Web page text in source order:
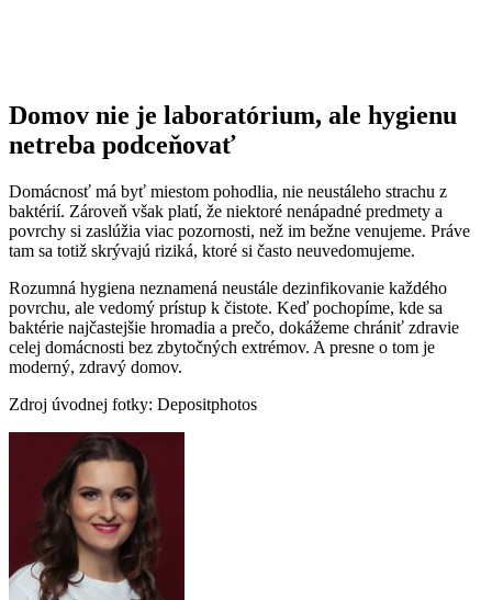
Domov nie je laboratórium, ale hygienu
netreba podceňovať
Domácnosť má byť miestom pohodlia, nie neustáleho strachu z
baktérií. Zároveň však platí, že niektoré nenápadné predmety a
povrchy si zaslúžia viac pozornosti, než im bežne venujeme. Práve
tam sa totiž skrývajú riziká, ktoré si často neuvedomujeme.
Rozumná hygiena neznamená neustále dezinfikovanie každého
povrchu, ale vedomý prístup k čistote. Keď pochopíme, kde sa
baktérie najčastejšie hromadia a prečo, dokážeme chrániť zdravie
celej domácnosti bez zbytočných extrémov. A presne o tom je
moderný, zdravý domov.
Zdroj úvodnej fotky: Depositphotos